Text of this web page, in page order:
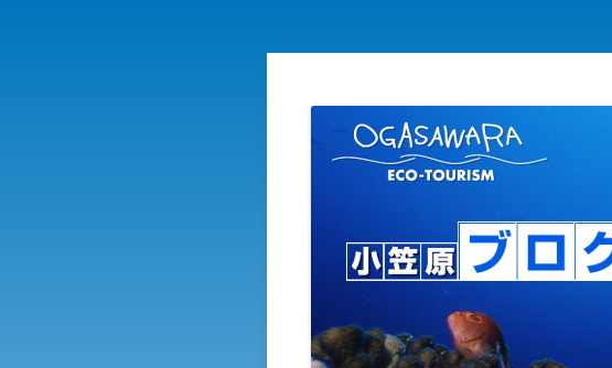
小笠原ブログ | 自然